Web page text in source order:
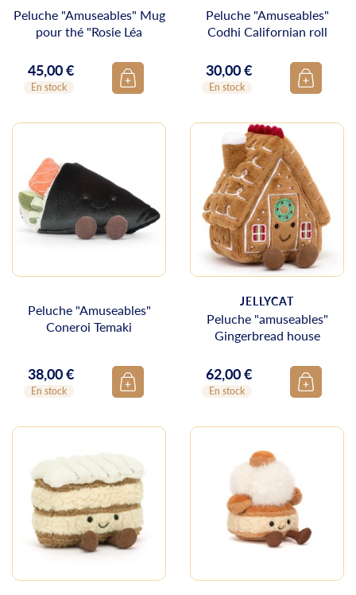
Peluche "Amuseables" Mug
pour thé "Rosie Léa
Prix
45,00 €
En stock
Peluche "Amuseables"
Codhi Californian roll
Prix
30,00 €
En stock
Peluche "Amuseables"
Coneroi Temaki
Prix
38,00 €
En stock
JELLYCAT
Peluche "amuseables"
Gingerbread house
Prix
62,00 €
En stock